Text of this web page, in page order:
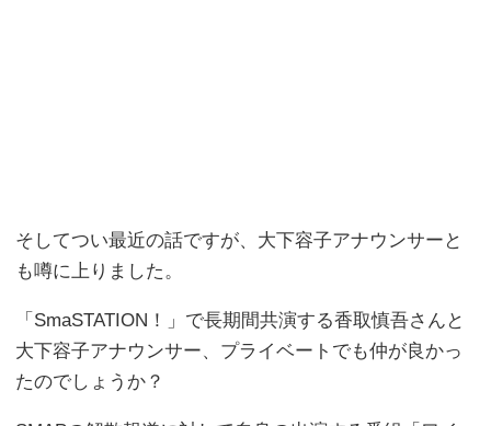
そしてつい最近の話ですが、大下容子アナウンサーと
も噂に上りました。
「SmaSTATION！」で長期間共演する香取慎吾さんと
大下容子アナウンサー、プライベートでも仲が良かっ
たのでしょうか？